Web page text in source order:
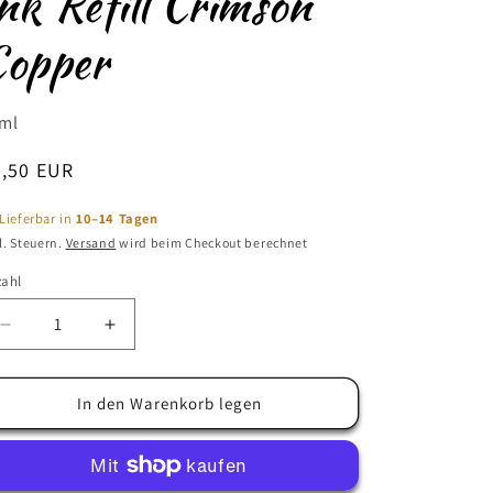
EUR
in 10–14 Tagen
Steuern. Versand wird beim Checkout berechnet
Verringere
die
Menge
Tsukineko
Erhöhe
die
Menge
für
Tsukineko
Brilliance
Ink
In den Warenkorb legen